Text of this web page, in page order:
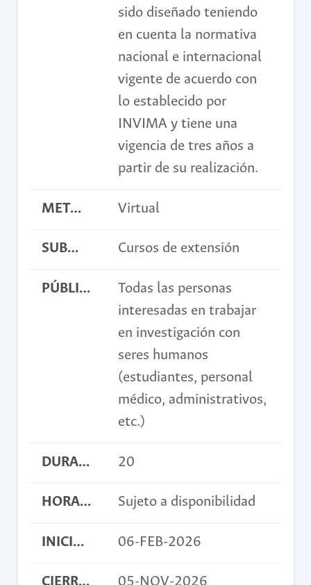
sido diseñado teniendo
en cuenta la normativa
nacional e internacional
vigente de acuerdo con
lo establecido por
INVIMA y tiene una
vigencia de tres años a
partir de su realización.
METODOLOGÍA Virtual
SUBMODALIDAD Cursos de extensión
PÚBLICO OBJETIVO
Todas las personas
interesadas en trabajar
en investigación con
seres humanos
(estudiantes, personal
médico, administrativos,
etc.)
DURACIÓN EN HORAS 20
HORARIO Sujeto a disponibilidad
INICIO INSCRIPCIONES 06-FEB-2026